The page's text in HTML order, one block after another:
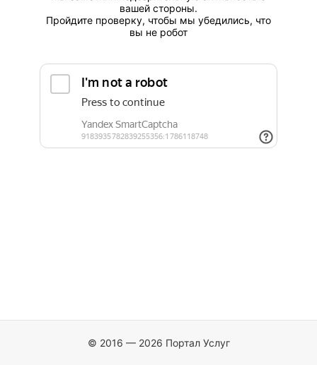
вашей стороны.
Пройдите проверку, чтобы мы убедились, что
вы не робот
© 2016 — 2026 Портал Услуг